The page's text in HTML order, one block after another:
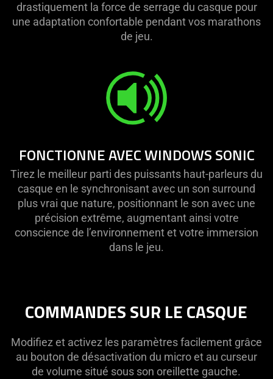
drastiquement la force de serrage du casque pour
une adaptation confortable pendant vos marathons
de jeu.
FONCTIONNE AVEC WINDOWS SONIC
Tirez le meilleur parti des puissants haut-parleurs du
casque en le synchronisant avec un son surround
plus vrai que nature, positionnant le son avec une
précision extrême, augmentant ainsi votre
conscience de l’environnement et votre immersion
dans le jeu.
COMMANDES SUR LE CASQUE
Modifiez et activez les paramètres facilement grâce
au bouton de désactivation du micro et au curseur
de volume situé sous son oreillette gauche.